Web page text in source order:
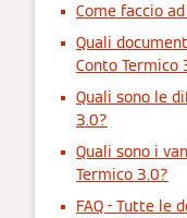
Come faccio
Quali
Conto Termico
Quali sono le
3.0?
Quali sono i
Termico 3.0?
FAQ - Tutte le